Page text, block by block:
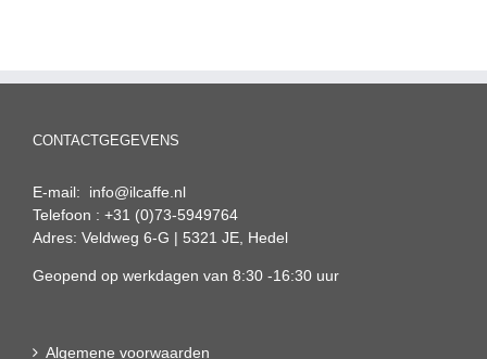
CONTACTGEGEVENS
E-mail: info@ilcaffe.nl
Telefoon : +31 (0)73-5949764
Adres: Veldweg 6-G | 5321 JE, Hedel
Geopend op werkdagen van 8:30 -16:30 uur
Algemene voorwaarden